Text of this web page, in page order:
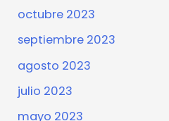
octubre 2023
septiembre 2023
agosto 2023
julio 2023
mayo 2023